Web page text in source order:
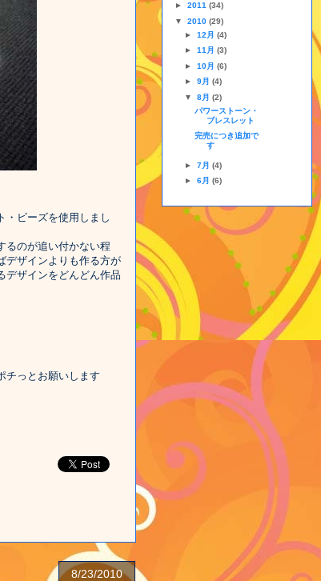
・ビーズを使用しまし
るのが追い付かない程
デザインよりも作る方が
デザインをどんどん作品
チっとお願いします
8/23/2010
► 2011 (34)
▼ 2010 (29)
► 12月 (4)
► 11月 (3)
► 10月 (6)
► 9月 (4)
▼ 8月 (2)
パワーストーン・
ブレスレット
完売につき追加で
す
► 7月 (4)
► 6月 (6)